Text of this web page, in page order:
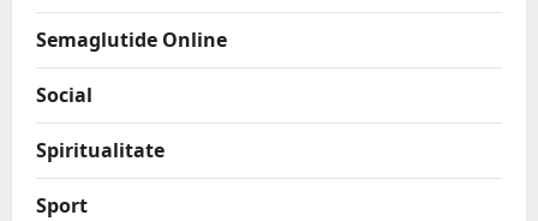
Semaglutide Online
Social
Spiritualitate
Sport